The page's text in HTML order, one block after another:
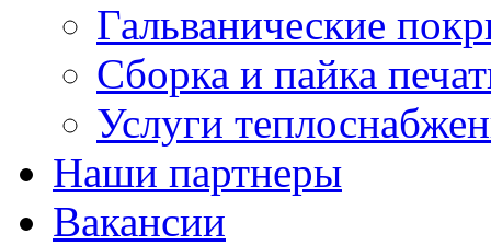
Гальванические
Сборка и пайка
Услуги
Наши партнеры
Вакансии